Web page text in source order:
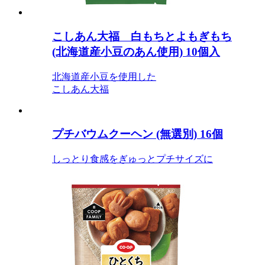
こしあん大福 白もちとよもぎもち
(北海道産小豆のあん使用) 10個入
北海道産小豆を使用した
こしあん大福
プチバウムクーヘン (無選別) 16個
しっとり食感をぎゅっとプチサイズに